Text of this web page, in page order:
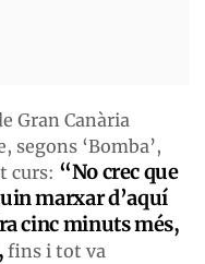
Gran Canària
segons ‘Bomba’,
curs: “No crec que
marxar d’aquí
cinc minuts més,
fins i tot va